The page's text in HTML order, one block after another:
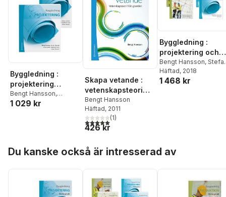
Byggledning :
projektering
(paket)
Bengt Hansson,
Radhlinah Aulin
1 029 kr
Skapa vetande :
vetenskapsteori
från grunden
Bengt Hansson
Häftad, 2011
5,0utav 5 stjärnor. Totalt antal röster:
(1)
426 kr
Byggledning :
projektering och
produktion med
övningar (paket)
Bengt Hansson,
Olander ,Anne Landin
Radhlinah Aulin
Häftad, 2018
1 468 kr
Du kanske också är intresserad av